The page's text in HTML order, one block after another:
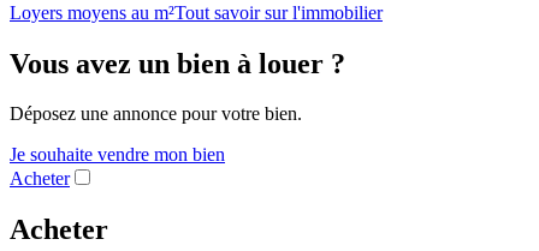
Loyers moyens au m²Tout savoir sur l'immobilier
Vous avez un bien à louer ?
Déposez une annonce pour votre bien.
Je souhaite vendre mon bien
Acheter
Acheter